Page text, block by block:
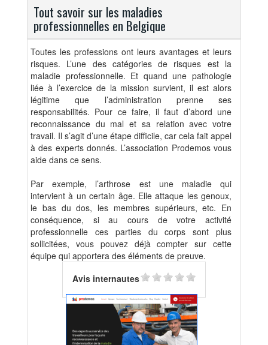
Tout savoir sur les maladies
professionnelles en Belgique
Toutes les professions ont leurs avantages et leurs
risques. L’une des catégories de risques est la
maladie professionnelle. Et quand une pathologie
liée à l’exercice de la mission survient, il est alors
légitime que l’administration prenne ses
responsabilités. Pour ce faire, il faut d’abord une
reconnaissance du mal et sa relation avec votre
travail. Il s’agit d’une étape difficile, car cela fait appel
à des experts donnés. L’association Prodemos vous
aide dans ce sens.
Par exemple, l’arthrose est une maladie qui
intervient à un certain âge. Elle attaque les genoux,
le bas du dos, les membres supérieurs, etc. En
conséquence, si au cours de votre activité
professionnelle ces parties du corps sont plus
sollicitées, vous pouvez déjà compter sur cette
équipe qui apportera des éléments de preuve.
Avis internautes